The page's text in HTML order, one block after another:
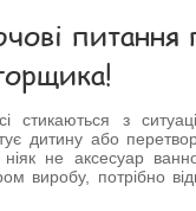
питання
стикаються з
дитину або
ніяк не аксесуар
виробу, потрібно